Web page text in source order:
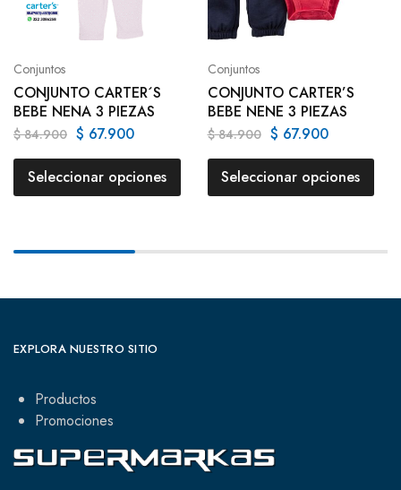
Conjuntos
CONJUNTO CARTER´S
BEBE NENA 3 PIEZAS
$84.900 $ 67.900
Seleccionar opciones
Conjuntos
CONJUNTO CARTER’S
BEBE NENE 3 PIEZAS
$84.900 $ 67.900
Seleccionar opciones
EXPLORA NUESTRO SITIO
Productos
Promociones